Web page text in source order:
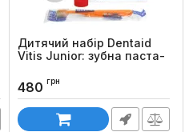
Дитячий набір Dentaid
Vitis Junior: зубна паста-
пенал
Код товару: 1530
480 грн